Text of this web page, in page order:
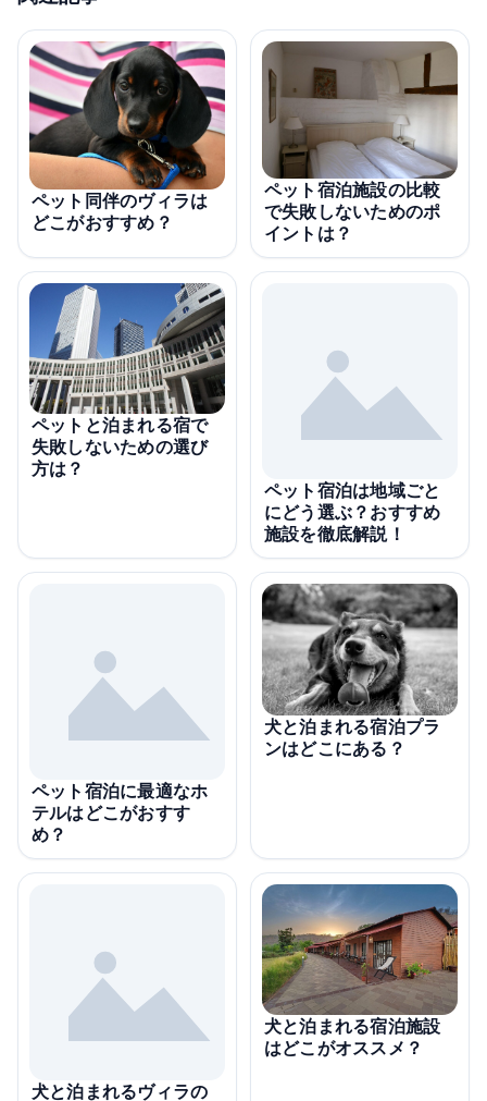
ペット同伴のヴィラは
どこがおすすめ？
ペット宿泊施設の比較
で失敗しないためのポ
イントは？
ペットと泊まれる宿で
失敗しないための選び
方は？
ペット宿泊は地域ごと
にどう選ぶ？おすすめ
施設を徹底解説！
ペット宿泊に最適なホ
テルはどこがおすす
め？
犬と泊まれる宿泊プラ
ンはどこにある？
犬と泊まれるヴィラの
犬と泊まれる宿泊施設
はどこがオススメ？